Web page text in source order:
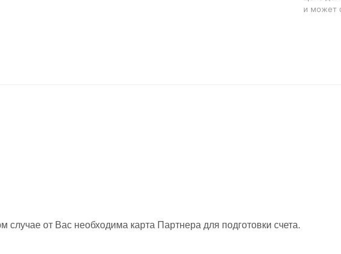
и может
от Вас необходима карта Партнера для подготовки счета.